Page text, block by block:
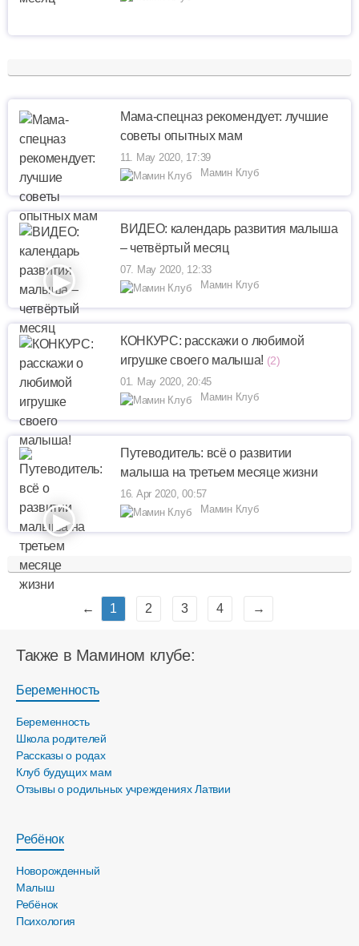
Мама-спецназ рекомендует: лучшие
советы опытных мам
11. May 2020, 17:39
Мамин Клуб
ВИДЕО: календарь развития малыша
– четвёртый месяц
07. May 2020, 12:33
Мамин Клуб
КОНКУРС: расскажи о любимой
игрушке своего малыша! (2)
01. May 2020, 20:45
Мамин Клуб
Путеводитель: всё о развитии
малыша на третьем месяце жизни
16. Apr 2020, 00:57
Мамин Клуб
← 1 2 3 4 →
Также в Мамином клубе:
Беременность
Беременность
Школа родителей
Рассказы о родах
Клуб будущих мам
Отзывы о родильных учреждениях Латвии
Ребёнок
Новорожденный
Малыш
Ребёнок
Психология